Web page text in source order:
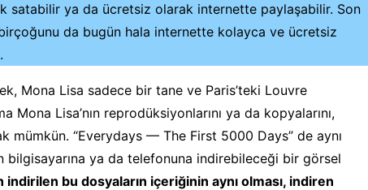
satabilir ya da ücretsiz olarak internette paylaşabilir. Son
da bugün hala internette kolayca ve ücretsiz
Mona Lisa sadece bir tane ve Paris’teki Louvre
Mona Lisa’nın reprodüksiyonlarını ya da kopyalarını,
mümkün. “Everydays — The First 5000 Days” de aynı
bilgisayarına ya da telefonuna indirebileceği bir görsel
bu dosyaların içeriğinin aynı olması, indiren